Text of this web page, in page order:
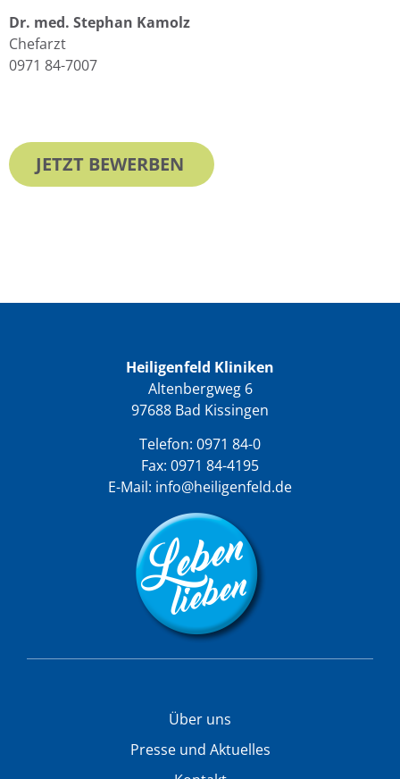
Dr. med. Stephan Kamolz
Chefarzt
0971 84-7007
JETZT BEWERBEN
Heiligenfeld Kliniken
Altenbergweg 6
97688 Bad Kissingen
Telefon: 0971 84-0
Fax: 0971 84-4195
E-Mail: info@heiligenfeld.de
Über uns
Presse und Aktuelles